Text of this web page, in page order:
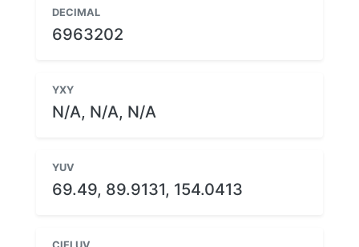
DECIMAL
6963202
YXY
N/A, N/A, N/A
YUV
69.49, 89.9131, 154.0413
CIELUV